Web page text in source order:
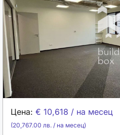
Цена: € 10,618 / на месец
(20,767.00 лв. / на месец)